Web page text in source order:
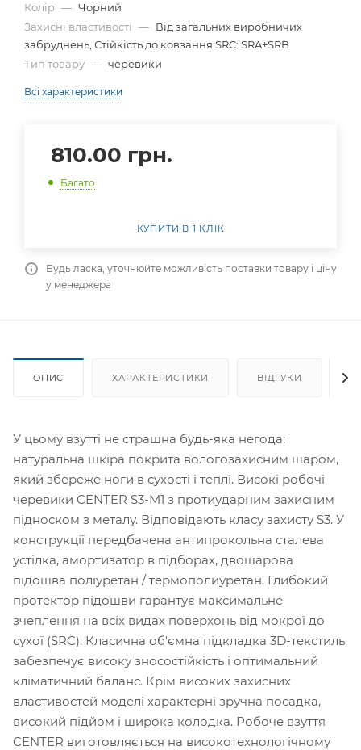
Колір — Чорний
Захисні властивості — Від загальних виробничих
забруднень, Стійкість до ковзання SRC: SRA+SRB
Тип товару — черевики
Всі характеристики
810.00 грн.
Багато
КУПИТИ В 1 КЛІК
Будь ласка, уточнюйте можливість поставки товару і ціну
у менеджера
ОПИС ХАРАКТЕРИСТИКИ ВІДГУКИ
У цьому взутті не страшна будь-яка негода:
натуральна шкіра покрита вологозахисним шаром,
який збереже ноги в сухості і теплі. Високі робочі
черевики CENTER S3-M1 з протиударним захисним
підноском з металу. Відповідають класу захисту S3. У
конструкції передбачена антипрокольна сталева
устілка, амортизатор в підборах, двошарова
підошва поліуретан / термополиуретан. Глибокий
протектор підошви гарантує максимальне
зчеплення на всіх видах поверхонь від мокрої до
сухої (SRC). Класична об'ємна підкладка 3D-текстиль
забезпечує високу зносостійкість і оптимальний
кліматичний баланс. Крім високих захисних
властивостей моделі характерні зручна посадка,
високий підйом і широка колодка. Робоче взуття
CENTER виготовляється на високотехнологічному